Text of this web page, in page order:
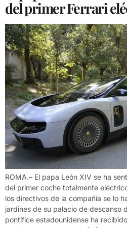
del primer Ferrari
ROMA.– El papa León XIV se ha
del primer coche totalmente
los directivos de la compañía se lo
jardines de su palacio de descanso
pontífice estadounidense ha